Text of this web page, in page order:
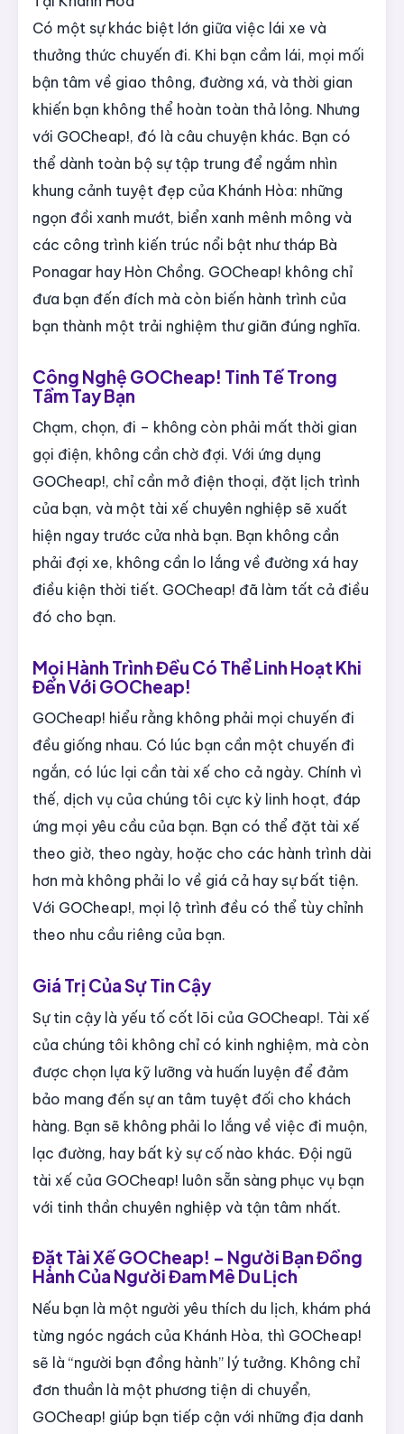
Có một sự khác biệt lớn giữa việc lái xe và
thưởng thức chuyến đi. Khi bạn cầm lái, mọi mối
bận tâm về giao thông, đường xá, và thời gian
khiến bạn không thể hoàn toàn thả lỏng. Nhưng
với GOCheap!, đó là câu chuyện khác. Bạn có
thể dành toàn bộ sự tập trung để ngắm nhìn
khung cảnh tuyệt đẹp của Khánh Hòa: những
ngọn đồi xanh mướt, biển xanh mênh mông và
các công trình kiến trúc nổi bật như tháp Bà
Ponagar hay Hòn Chồng. GOCheap! không chỉ
đưa bạn đến đích mà còn biến hành trình của
bạn thành một trải nghiệm thư giãn đúng nghĩa.
Công Nghệ GOCheap! Tinh Tế Trong
Tầm Tay Bạn
Chạm, chọn, đi – không còn phải mất thời gian
gọi điện, không cần chờ đợi. Với ứng dụng
GOCheap!, chỉ cần mở điện thoại, đặt lịch trình
của bạn, và một tài xế chuyên nghiệp sẽ xuất
hiện ngay trước cửa nhà bạn. Bạn không cần
phải đợi xe, không cần lo lắng về đường xá hay
điều kiện thời tiết. GOCheap! đã làm tất cả điều
đó cho bạn.
Mọi Hành Trình Đều Có Thể Linh Hoạt Khi
Đến Với GOCheap!
GOCheap! hiểu rằng không phải mọi chuyến đi
đều giống nhau. Có lúc bạn cần một chuyến đi
ngắn, có lúc lại cần tài xế cho cả ngày. Chính vì
thế, dịch vụ của chúng tôi cực kỳ linh hoạt, đáp
ứng mọi yêu cầu của bạn. Bạn có thể đặt tài xế
theo giờ, theo ngày, hoặc cho các hành trình dài
hơn mà không phải lo về giá cả hay sự bất tiện.
Với GOCheap!, mọi lộ trình đều có thể tùy chỉnh
theo nhu cầu riêng của bạn.
Giá Trị Của Sự Tin Cậy
Sự tin cậy là yếu tố cốt lõi của GOCheap!. Tài xế
của chúng tôi không chỉ có kinh nghiệm, mà còn
được chọn lựa kỹ lưỡng và huấn luyện để đảm
bảo mang đến sự an tâm tuyệt đối cho khách
hàng. Bạn sẽ không phải lo lắng về việc đi muộn,
lạc đường, hay bất kỳ sự cố nào khác. Đội ngũ
tài xế của GOCheap! luôn sẵn sàng phục vụ bạn
với tinh thần chuyên nghiệp và tận tâm nhất.
Đặt Tài Xế GOCheap! – Người Bạn Đồng
Hành Của Người Đam Mê Du Lịch
Nếu bạn là một người yêu thích du lịch, khám phá
từng ngóc ngách của Khánh Hòa, thì GOCheap!
sẽ là “người bạn đồng hành” lý tưởng. Không chỉ
đơn thuần là một phương tiện di chuyển,
GOCheap! giúp bạn tiếp cận với những địa danh